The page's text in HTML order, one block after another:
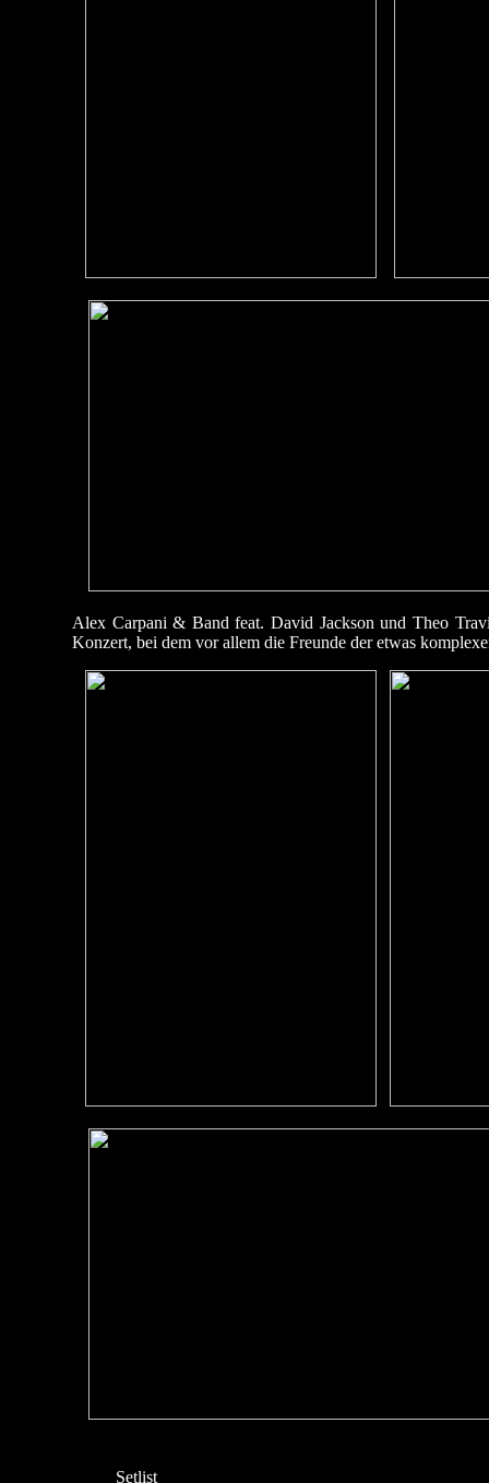
Alex Carpani & Band feat. David Jackson und Theo
Konzert, bei dem vor allem die Freunde der etwas
Setlist